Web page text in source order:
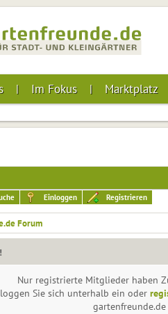
Im Fokus Marktplatz
Einloggen Registrieren
Forum
Nur registrierte Mitglieder haben
Sie sich unterhalb ein oder